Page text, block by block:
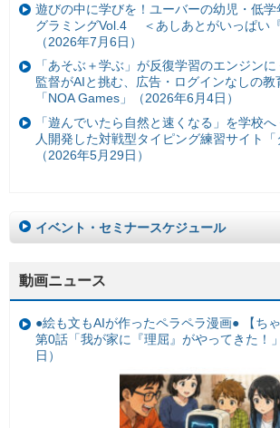
遊びの中に学びを！ユーバーの幼児・低
グラミングVol.4 ＜あしあとがいっぱい
（2026年7月6日）
「あそぶ＋学ぶ」が反復学習のエンジン
監督がAIと挑む、広告・ログインなしの
「NOA Games」（2026年6月4日）
「遊んでいたら自然と速くなる」を学校
人開発した対戦型タイピング練習サイト「
（2026年5月29日）
イベント・セミナースケジュール
動画ニュース
●絵も文もAIが作ったペラペラ漫画● 【ち
第0話「我が家に『理屈』がやってきた！
日）